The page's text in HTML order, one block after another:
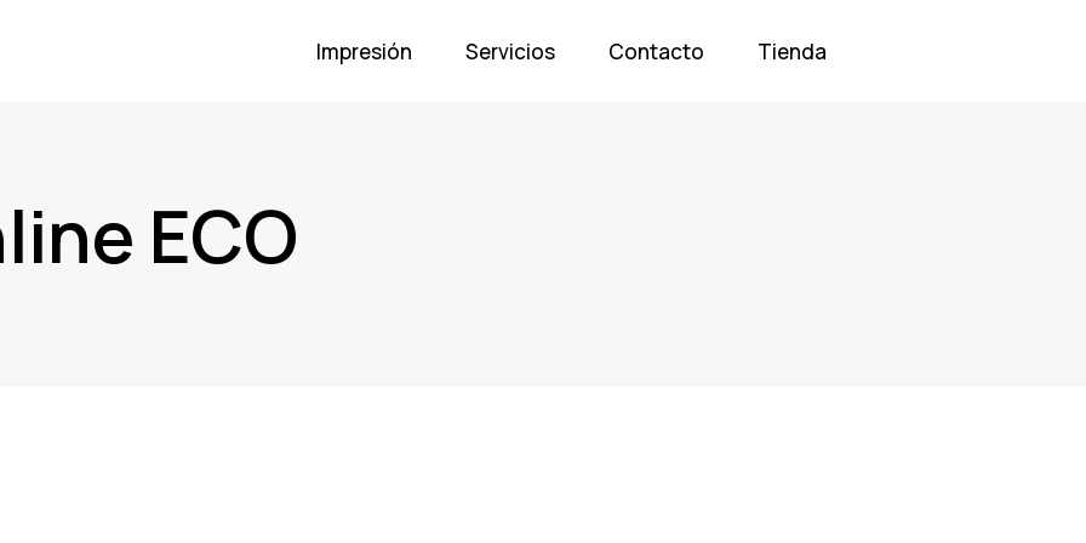
Impresión Servicios Contacto Tienda
ECO